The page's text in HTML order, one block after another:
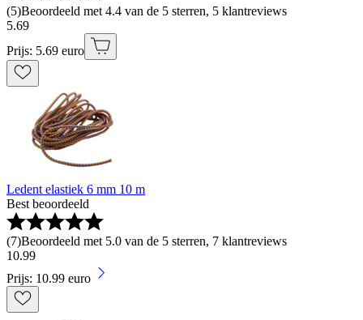
(5)Beoordeeld met 4.4 van de 5 sterren, 5 klantreviews
5.69
Prijs: 5.69 euro
Ledent elastiek 6 mm 10 m
Best beoordeeld
(7)Beoordeeld met 5.0 van de 5 sterren, 7 klantreviews
10.99
Prijs: 10.99 euro